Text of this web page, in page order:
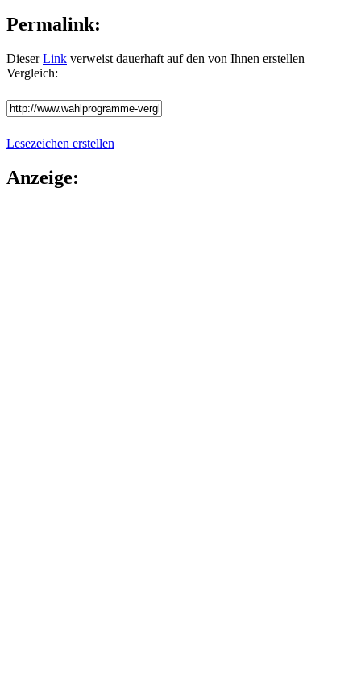
Permalink:
DieserLink verweist dauerhaft auf den von Ihnen erstellen
Vergleich:
Lesezeichen erstellen
Anzeige: